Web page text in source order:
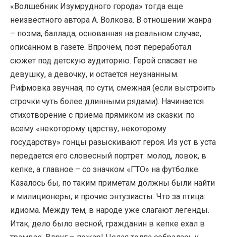
«Волшебник Изумрудного города» тогда еще
неизвестного автора А. Волкова. В отношении жанра
– поэма, баллада, основанная на реальном случае,
описанном в газете. Впрочем, поэт переработал
сюжет под детскую аудиторию. Герой спасает не
девушку, а девочку, и остается неузнанным.
Рифмовка звучная, по сути, смежная (если выстроить
строчки чуть более длинными рядами). Начинается
стихотворение с приема прямиком из сказки: по
всему «некоторому царству, некоторому
государству» гонцы разыскивают героя. Из уст в уста
передается его словесный портрет: молод, ловок, в
кепке, а главное – со значком «ГТО» на футболке.
Казалось бы, по таким приметам должны были найти
и милиционеры, и прочие энтузиасты. Что за птица:
идиома. Между тем, в народе уже слагают легенды.
Итак, дело было весной, гражданин в кепке ехал в